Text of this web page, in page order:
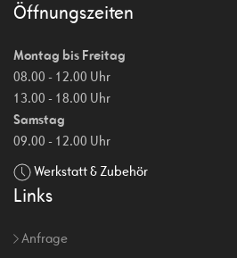
Öffnungszeiten
Montag bis Freitag
08.00 - 12.00 Uhr
13.00 - 18.00 Uhr
Samstag
09.00 - 12.00 Uhr
Werkstatt & Zubehör
Links
Anfrage